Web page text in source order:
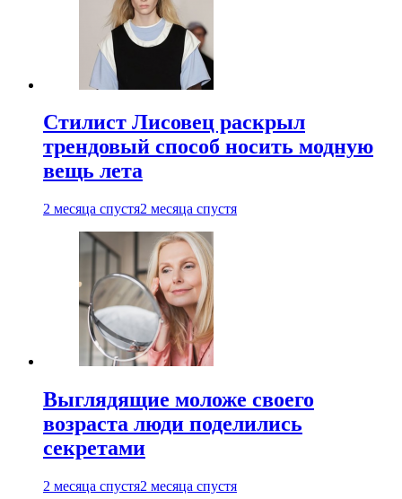
Стилист Лисовец раскрыл
трендовый способ носить модную
вещь лета
2 месяца спустя2 месяца спустя
Выглядящие моложе своего
возраста люди поделились
секретами
2 месяца спустя2 месяца спустя